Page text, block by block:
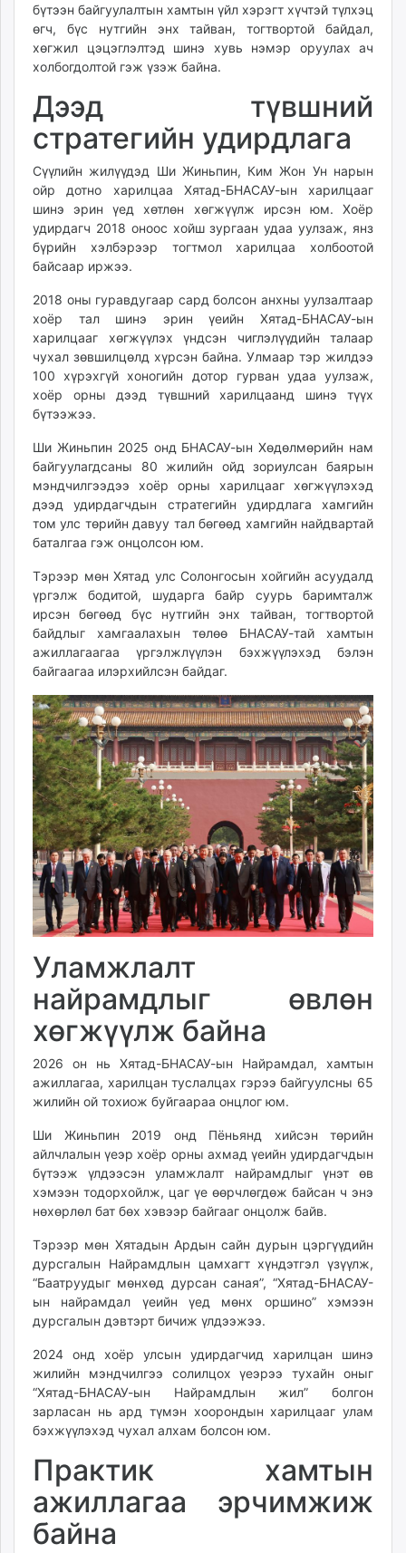
fact.mn
itoim.mn
tumen.mn
times.mn
tvmongolia.mn
mass.mn
unegui.mn
assa.mn
toim.mn
tac.mn
paparazzi.mn
бүтээн байгуулалтын хамтын үйл хэрэгт хүчтэй түлхэц
өгч, бүс нутгийн энх тайван, тогтвортой байдал,
хөгжил цэцэглэлтэд шинэ хувь нэмэр оруулах ач
холбогдолтой гэж үзэж байна.
Дээд түвшний
стратегийн удирдлага
Сүүлийн жилүүдэд Ши Жиньпин, Ким Жон Ун нарын
ойр дотно харилцаа Хятад-БНАСАУ-ын харилцааг
шинэ эрин үед хөтлөн хөгжүүлж ирсэн юм. Хоёр
удирдагч 2018 оноос хойш зургаан удаа уулзаж, янз
бүрийн хэлбэрээр тогтмол харилцаа холбоотой
байсаар иржээ.
2018 оны гуравдугаар сард болсон анхны уулзалтаар
хоёр тал шинэ эрин үеийн Хятад-БНАСАУ-ын
харилцааг хөгжүүлэх үндсэн чиглэлүүдийн талаар
чухал зөвшилцөлд хүрсэн байна. Улмаар тэр жилдээ
100 хүрэхгүй хоногийн дотор гурван удаа уулзаж,
хоёр орны дээд түвшний харилцаанд шинэ түүх
бүтээжээ.
Ши Жиньпин 2025 онд БНАСАУ-ын Хөдөлмөрийн нам
байгуулагдсаны 80 жилийн ойд зориулсан баярын
мэндчилгээдээ хоёр орны харилцааг хөгжүүлэхэд
дээд удирдагчдын стратегийн удирдлага хамгийн
том улс төрийн давуу тал бөгөөд хамгийн найдвартай
баталгаа гэж онцолсон юм.
Тэрээр мөн Хятад улс Солонгосын хойгийн асуудалд
үргэлж бодитой, шударга байр суурь баримталж
ирсэн бөгөөд бүс нутгийн энх тайван, тогтвортой
байдлыг хамгаалахын төлөө БНАСАУ-тай хамтын
ажиллагаагаа үргэлжлүүлэн бэхжүүлэхэд бэлэн
байгаагаа илэрхийлсэн байдаг.
Уламжлалт
найрамдлыг өвлөн
хөгжүүлж байна
2026 он нь Хятад-БНАСАУ-ын Найрамдал, хамтын
ажиллагаа, харилцан туслалцах гэрээ байгуулсны 65
жилийн ой тохиож буйгаараа онцлог юм.
Ши Жиньпин 2019 онд Пёньянд хийсэн төрийн
айлчлалын үеэр хоёр орны ахмад үеийн удирдагчдын
бүтээж үлдээсэн уламжлалт найрамдлыг үнэт өв
хэмээн тодорхойлж, цаг үе өөрчлөгдөж байсан ч энэ
нөхөрлөл бат бөх хэвээр байгааг онцолж байв.
Тэрээр мөн Хятадын Ардын сайн дурын цэргүүдийн
дурсгалын Найрамдлын цамхагт хүндэтгэл үзүүлж,
“Баатруудыг мөнхөд дурсан саная”, “Хятад-БНАСАУ-
ын найрамдал үеийн үед мөнх оршино” хэмээн
дурсгалын дэвтэрт бичиж үлдээжээ.
2024 онд хоёр улсын удирдагчид харилцан шинэ
жилийн мэндчилгээ солилцох үеэрээ тухайн оныг
“Хятад-БНАСАУ-ын Найрамдлын жил” болгон
зарласан нь ард түмэн хоорондын харилцааг улам
бэхжүүлэхэд чухал алхам болсон юм.
Практик хамтын
ажиллагаа эрчимжиж
байна